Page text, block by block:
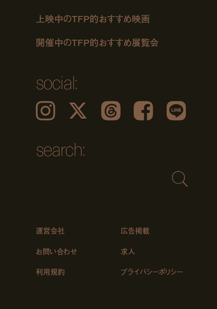
上映中のTFP的おすすめ映画
開催中のTFP的おすすめ展覧会
social:
Instagram 𝕏 Threads Facebook LINE
search:
運営会社
広告掲載
お問い合わせ
求人
利用規約 プライバシーポリシー